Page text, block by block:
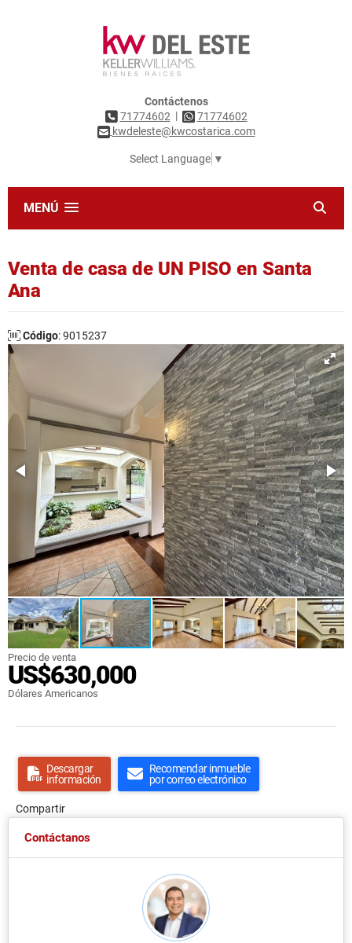
Contáctenos
71774602 |
71774602
kwdeleste@kwcostarica.com
Select Language ▼
MENÚ
Venta de casa de UN PISO en Santa
Ana
Código: 9015237
Precio de venta
US$630,000
Dólares Americanos
Descargar
información
Recomendar inmueble
por correo electrónico
Compartir
Contáctanos